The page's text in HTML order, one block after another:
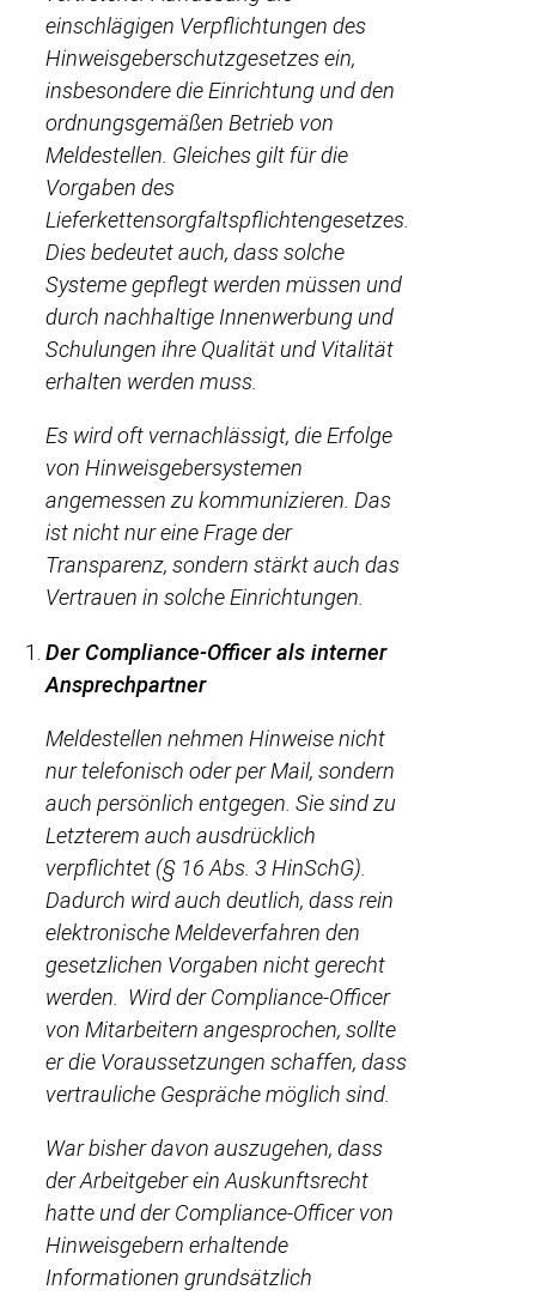
einschlägigen Verpflichtungen des
Hinweisgeberschutzgesetzes ein,
insbesondere die Einrichtung und den
ordnungsgemäßen Betrieb von
Meldestellen. Gleiches gilt für die
Vorgaben des
Lieferkettensorgfaltspflichtengesetzes.
Dies bedeutet auch, dass solche
Systeme gepflegt werden müssen und
durch nachhaltige Innenwerbung und
Schulungen ihre Qualität und Vitalität
erhalten werden muss.
Es wird oft vernachlässigt, die Erfolge
von Hinweisgebersystemen
angemessen zu kommunizieren. Das
ist nicht nur eine Frage der
Transparenz, sondern stärkt auch das
Vertrauen in solche Einrichtungen.
Der Compliance-Officer als interner
Ansprechpartner
Meldestellen nehmen Hinweise nicht
nur telefonisch oder per Mail, sondern
auch persönlich entgegen. Sie sind zu
Letzterem auch ausdrücklich
verpflichtet (§ 16 Abs. 3 HinSchG).
Dadurch wird auch deutlich, dass rein
elektronische Meldeverfahren den
gesetzlichen Vorgaben nicht gerecht
werden. Wird der Compliance-Officer
von Mitarbeitern angesprochen, sollte
er die Voraussetzungen schaffen, dass
vertrauliche Gespräche möglich sind.
War bisher davon auszugehen, dass
der Arbeitgeber ein Auskunftsrecht
hatte und der Compliance-Officer von
Hinweisgebern erhaltende
Informationen grundsätzlich